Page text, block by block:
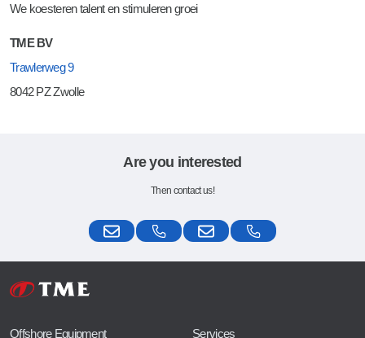
We koesteren talent en stimuleren groei
TME BV
Trawlerweg 9
8042 PZ Zwolle
Are you interested
Then contact us!
Offshore Equipment Services